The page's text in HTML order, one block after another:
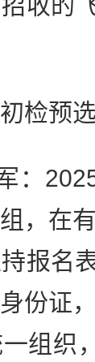
预选
2025
，在
报名
份证
组织